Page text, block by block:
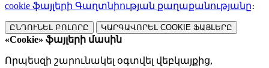
cookie ֆայլերի Գաղտնիության քաղաքանությանը։
ԸՆԴՈՒՆԵԼ ԲՈԼՈՐԸ ԿԱՐԳԱՎՈՐԵԼ COOKIE ՖԱՅԼԵՐԸ
«Cookie» ֆայլերի մասին
Որպեսզի շարունակել օգտվել վեբկայքից,